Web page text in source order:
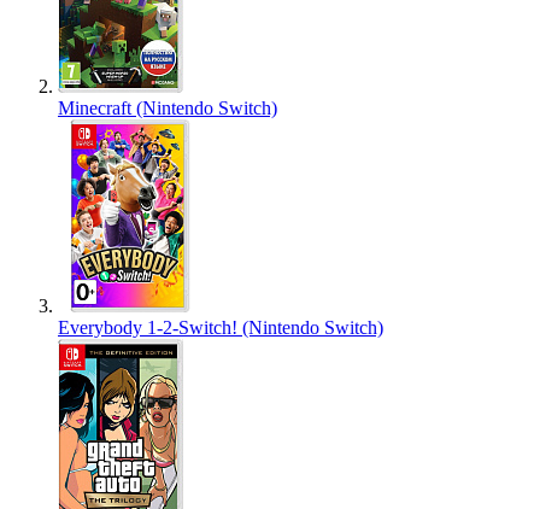
Minecraft (Nintendo Switch)
Everybody 1-2-Switch! (Nintendo Switch)